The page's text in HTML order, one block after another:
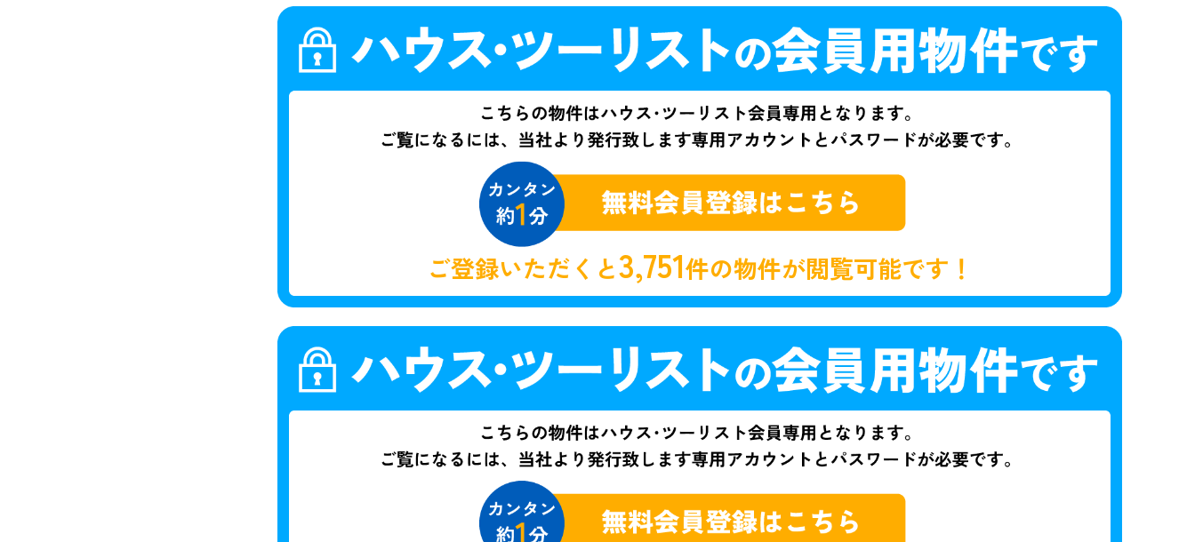
ご登録いただくと3,751件の物件が閲覧可能です！